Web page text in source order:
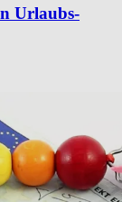
Urlaubs-